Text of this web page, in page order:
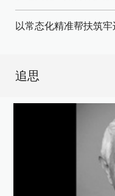
以常态化精准帮扶筑
追思